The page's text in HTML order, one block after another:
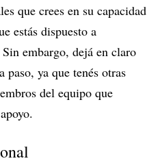
que crees en su capacidad
estás dispuesto a
embargo, dejá en claro
paso, ya que tenés otras
del equipo que